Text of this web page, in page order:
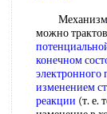
Механизм
можно
конечном
электронного
изменением
реакции (т. е.